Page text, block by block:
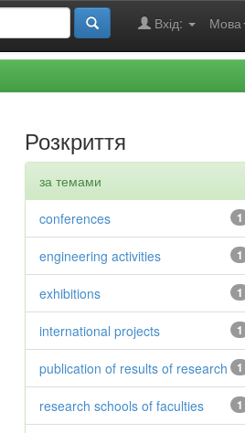
Мова
Вхід:
Розкриття
за темами
1
conferences
1
engineering activities
1
exhibitions
1
international projects
1
publication of results of research
1
research schools of faculties